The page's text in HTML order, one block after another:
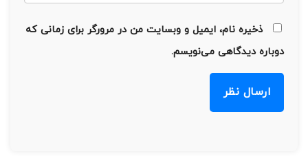
ذخیره نام، ایمیل و وبسایت من در مرورگر برای زمانی که
دوباره دیدگاهی می‌نویسم.